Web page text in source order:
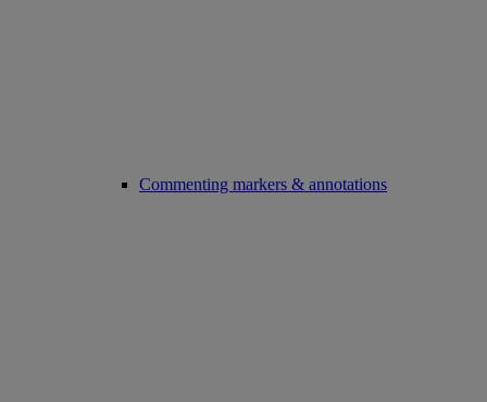
Commenting markers & annotations